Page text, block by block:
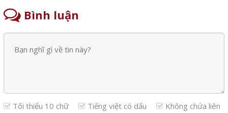
Bình luận
Tối thiểu 10 chữ Tiếng việt có dấu
Không chứa liên